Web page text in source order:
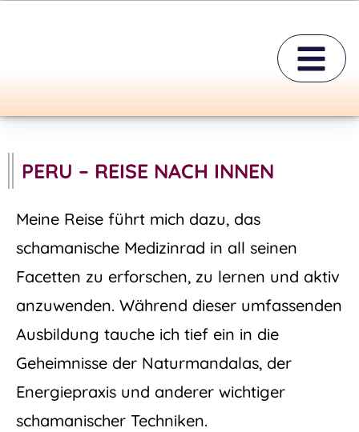
PERU – REISE NACH INNEN
Meine Reise führt mich dazu, das
schamanische Medizinrad in all seinen
Facetten zu erforschen, zu lernen und aktiv
anzuwenden. Während dieser umfassenden
Ausbildung tauche ich tief ein in die
Geheimnisse der Naturmandalas, der
Energiepraxis und anderer wichtiger
schamanischer Techniken.